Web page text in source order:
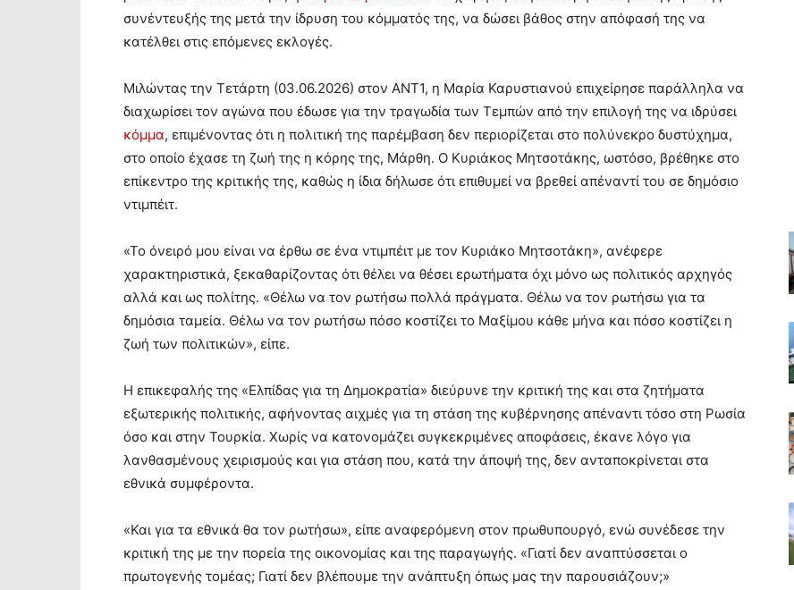
συνέντευξής της μετά την ίδρυση του κόμματός της, να δώσει βάθος στην απόφασή της να
κατέλθει στις επόμενες εκλογές.
Μιλώντας την Τετάρτη (03.06.2026) στον ΑΝΤ1, η Μαρία Καρυστιανού επιχείρησε παράλληλα να
διαχωρίσει τον αγώνα που έδωσε για την τραγωδία των Τεμπών από την επιλογή της να ιδρύσει
κόμμα, επιμένοντας ότι η πολιτική της παρέμβαση δεν περιορίζεται στο πολύνεκρο δυστύχημα,
στο οποίο έχασε τη ζωή της η κόρης της, Μάρθη. Ο Κυριάκος Μητσοτάκης, ωστόσο, βρέθηκε στο
επίκεντρο της κριτικής της, καθώς η ίδια δήλωσε ότι επιθυμεί να βρεθεί απέναντί του σε δημόσιο
ντιμπέιτ.
«Το όνειρό μου είναι να έρθω σε ένα ντιμπέιτ με τον Κυριάκο Μητσοτάκη», ανέφερε
χαρακτηριστικά, ξεκαθαρίζοντας ότι θέλει να θέσει ερωτήματα όχι μόνο ως πολιτικός αρχηγός
αλλά και ως πολίτης. «Θέλω να τον ρωτήσω πολλά πράγματα. Θέλω να τον ρωτήσω για τα
δημόσια ταμεία. Θέλω να τον ρωτήσω πόσο κοστίζει το Μαξίμου κάθε μήνα και πόσο κοστίζει η
ζωή των πολιτικών», είπε.
Η επικεφαλής της «Ελπίδας για τη Δημοκρατία» διεύρυνε την κριτική της και στα ζητήματα
εξωτερικής πολιτικής, αφήνοντας αιχμές για τη στάση της κυβέρνησης απέναντι τόσο στη Ρωσία
όσο και στην Τουρκία. Χωρίς να κατονομάζει συγκεκριμένες αποφάσεις, έκανε λόγο για
λανθασμένους χειρισμούς και για στάση που, κατά την άποψή της, δεν ανταποκρίνεται στα
εθνικά συμφέροντα.
«Και για τα εθνικά θα τον ρωτήσω», είπε αναφερόμενη στον πρωθυπουργό, ενώ συνέδεσε την
κριτική της με την πορεία της οικονομίας και της παραγωγής. «Γιατί δεν αναπτύσσεται ο
πρωτογενής τομέας; Γιατί δεν βλέπουμε την ανάπτυξη όπως μας την παρουσιάζουν;»